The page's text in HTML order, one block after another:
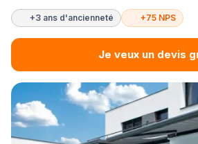
+3 ans d'ancienneté +75 NPS
Je veux un devis